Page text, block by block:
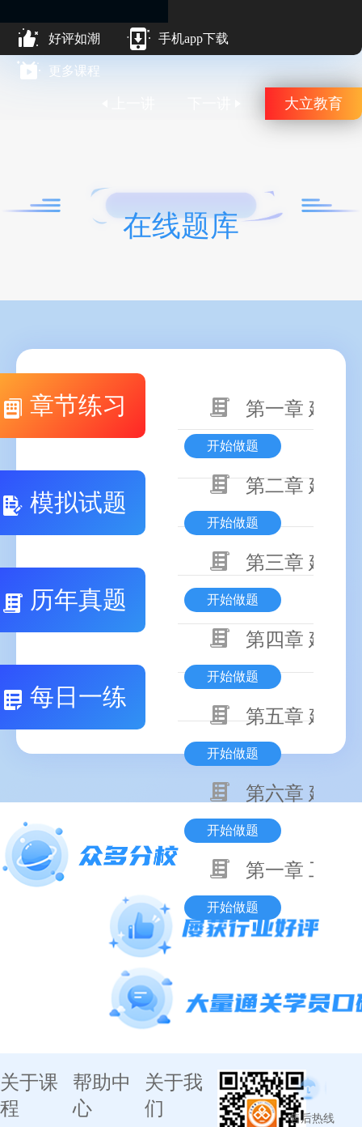
好评如潮 手机app下载
更多课程
大立教育
在线题库
章节练习
模拟试题
历年真题
每日一练
第一章 建设
开始做题
第二章 建设
开始做题
第三章 建设
开始做题
第四章 建设
开始做题
第五章 建设
开始做题
第六章 建设
开始做题
第一章 工程
开始做题
关于课
程
帮助中
心
关于我
们
售后热线